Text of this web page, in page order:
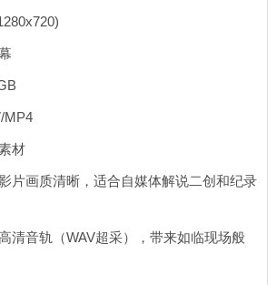
MP4
材
影片画质清晰，适合自媒体解说二创和纪录
高清音轨（WAV超采），带来如临现场般